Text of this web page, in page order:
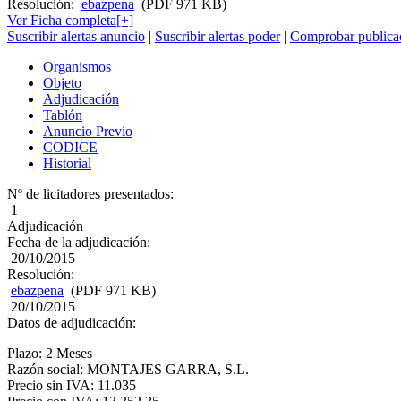
Resolución: ebazpena (PDF 971 KB)
Ver Ficha completa[+]
Suscribir alertas anuncio | Suscribir alertas poder| Comprobar
Organismos
Objeto
Adjudicación
Tablón
Anuncio Previo
CODICE
Historial
Nº de licitadores presentados:
1
Adjudicación
Fecha de la adjudicación:
20/10/2015
Resolución:
ebazpena (PDF 971 KB)
20/10/2015
Datos de adjudicación:
Plazo: 2 Meses
Razón social: MONTAJES GARRA, S.L.
Precio sin IVA: 11.035